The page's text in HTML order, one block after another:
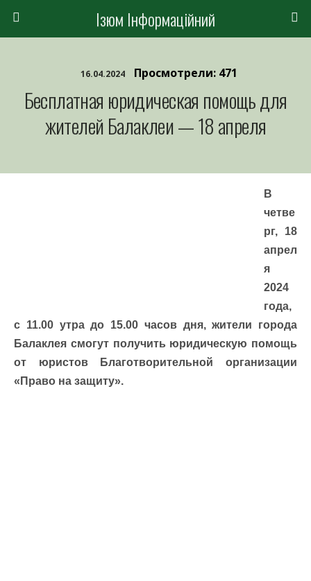
Ізюм Інформаційний
16.04.2024 Просмотрели: 471
Бесплатная юридическая помощь для
жителей Балаклеи — 18 апреля
В
четве
рг, 18
апрел
я
2024
года,
с 11.00 утра до 15.00 часов дня, жители города
Балаклея смогут получить юридическую помощь
от юристов Благотворительной организации
«Право на защиту».